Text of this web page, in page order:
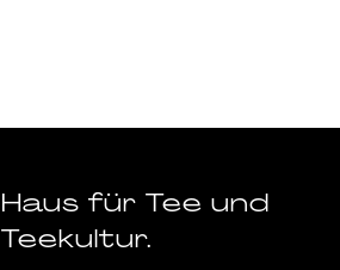
Haus für Tee und
Teekultur.